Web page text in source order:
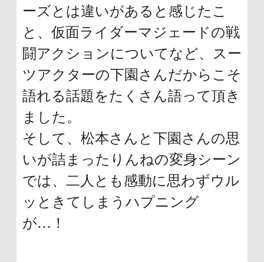
ーズとは違いがあると感じたこ
と、仮面ライダーマジェードの戦
闘アクションについてなど、スー
ツアクターの下園さんだからこそ
語れる話題をたくさん語って頂き
ました。
そして、松本さんと下園さんの思
いが詰まったりんねの変身シーン
では、二人とも感動に思わずウル
ッときてしまうハプニング
が…！